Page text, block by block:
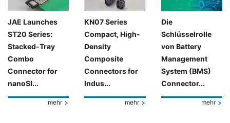
JAE Launches
ST20 Series:
Stacked-Tray
Combo
Connector for
nanoSI...
mehr
KN07 Series
Compact, High-
Density
Composite
Connectors for
Indus...
mehr
Die
Schlüsselrolle
von Battery
Management
System (BMS)
Connector...
mehr